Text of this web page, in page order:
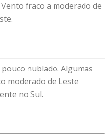
fraco a moderado de
pouco nublado. Algumas
moderado de Leste
no Sul.